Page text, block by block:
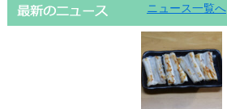
ニュース一覧へ